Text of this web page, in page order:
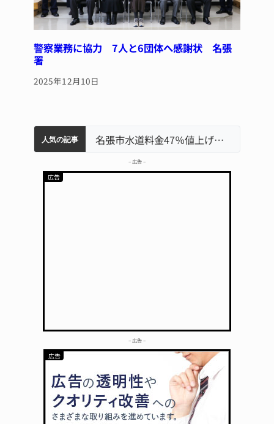
警察業務に協力 7人と6団体へ感謝状 名張
署
2025年12月10日
人気の記事 名張市水道料金47％値上げへ 答申案、審議会で大筋まとまる
名張市立病院のDMAT、熊本地震の被災地へ 能登以来3回目の派遣
「息子が妊娠させた」母娘だまされ400万円詐欺被害 名張
名張市、給食センター整備へ実施計画案 14小学校集約の年次計画も
– 広告 –
– 広告 –